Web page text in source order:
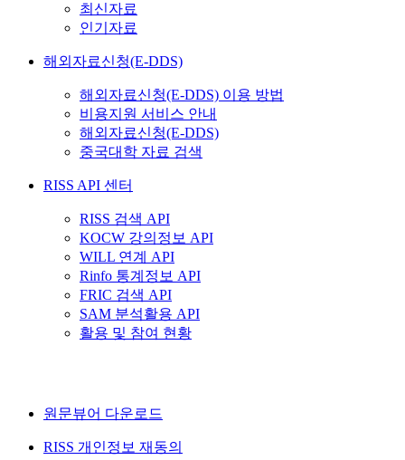
최신자료
인기자료
해외자료신청(E-DDS)
해외자료신청(E-DDS) 이용 방법
비용지원 서비스 안내
해외자료신청(E-DDS)
중국대학 자료 검색
RISS API 센터
RISS 검색 API
KOCW 강의정보 API
WILL 연계 API
Rinfo 통계정보 API
FRIC 검색 API
SAM 분석활용 API
활용 및 참여 현황
원문뷰어 다운로드
RISS 개인정보 재동의